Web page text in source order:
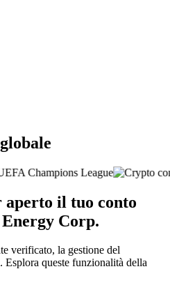
aperto il tuo conto
Corp.
verificato, la gestione del
queste funzionalità della